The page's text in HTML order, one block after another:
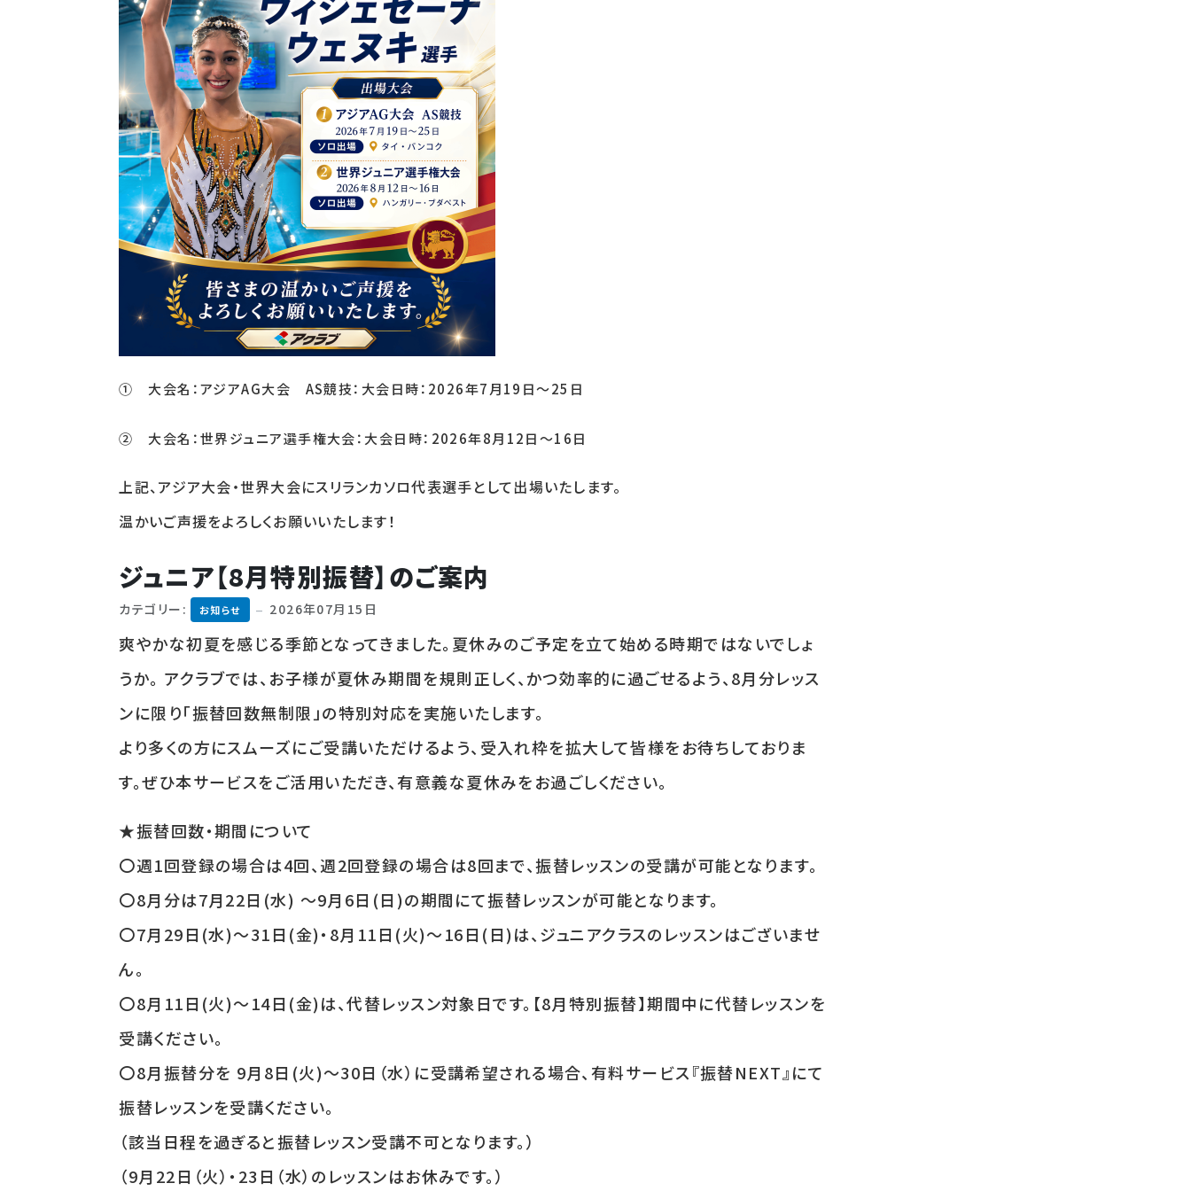
① 大会名：アジアAG大会 AS競技：大会日時：2026年7月19日～25日
② 大会名：世界ジュニア選手権大会：大会日時：2026年8月12日～16日
上記、アジア大会・世界大会にスリランカソロ代表選手として出場いたします。
温かいご声援をよろしくお願いいたします！
ジュニア【8月特別振替】のご案内
カテゴリー: お知らせ 2026年07月15日
爽やかな初夏を感じる季節となってきました。夏休みのご予定を立て始める時期ではないでしょ
うか。 アクラブでは、お子様が夏休み期間を規則正しく、かつ効率的に過ごせるよう、8月分レッス
ンに限り「振替回数無制限」の特別対応を実施いたします。
より多くの方にスムーズにご受講いただけるよう、受入れ枠を拡大して皆様をお待ちしておりま
す。ぜひ本サービスをご活用いただき、有意義な夏休みをお過ごしください。
★振替回数・期間について
〇週1回登録の場合は4回、週2回登録の場合は8回まで、振替レッスンの受講が可能となります。
〇8月分は7月22日(水) ～9月6日(日)の期間にて振替レッスンが可能となります。
〇7月29日(水)～31日(金)・8月11日(火)～16日(日)は、ジュニアクラスのレッスンはございませ
ん。
〇8月11日(火)～14日(金)は、代替レッスン対象日です。【8月特別振替】期間中に代替レッスンを
受講ください。
〇8月振替分を 9月8日(火)～30日（水）に受講希望される場合、有料サービス『振替NEXT』にて
振替レッスンを受講ください。
（該当日程を過ぎると振替レッスン受講不可となります。）
（9月22日（火）・23日（水）のレッスンはお休みです。）